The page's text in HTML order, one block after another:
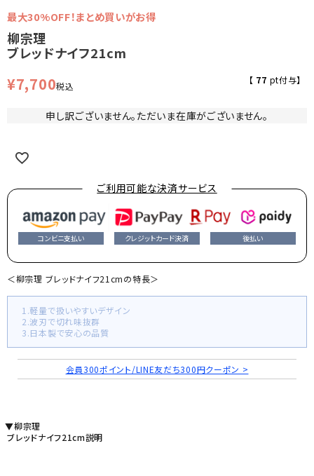
最大30%OFF！まとめ買いがお得
柳宗理
ブレッドナイフ21cm
¥7,700税込
【 77 pt付与】
申し訳ございません。ただいま在庫がございません。
ご利用可能な決済サービス
コンビニ支払い クレジットカード決済 後払い
＜柳宗理 ブレッドナイフ21cmの特長＞
1.軽量で扱いやすいデザイン
2.波刃で切れ味抜群
3.日本製で安心の品質
会員300ポイント/LINE友だち300円クーポン >
▼柳宗理
ブレッドナイフ21cm説明